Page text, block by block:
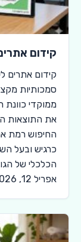
קידום
קידום אתרים
סמכותיות
ממוקדי כוונת
את התוצאות
החיפוש רמת
כרגיש ובעל
הכלכלי של
אפריל 12, 2026